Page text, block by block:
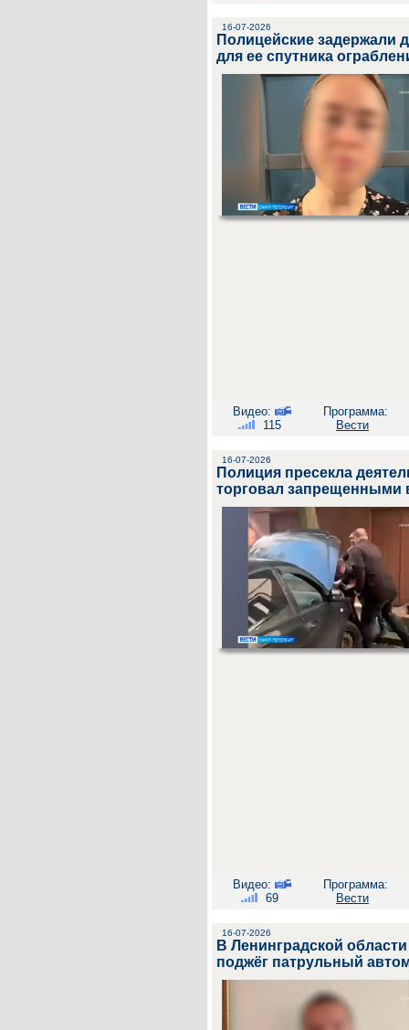
16-07-2026
Полицейские задержали
для ее спутника
Видео:
115
Программа:
Вести
16-07-2026
Полиция пресекла
торговал запрещенными
Видео:
69
Программа:
Вести
16-07-2026
В Ленинградской
поджёг патрульный